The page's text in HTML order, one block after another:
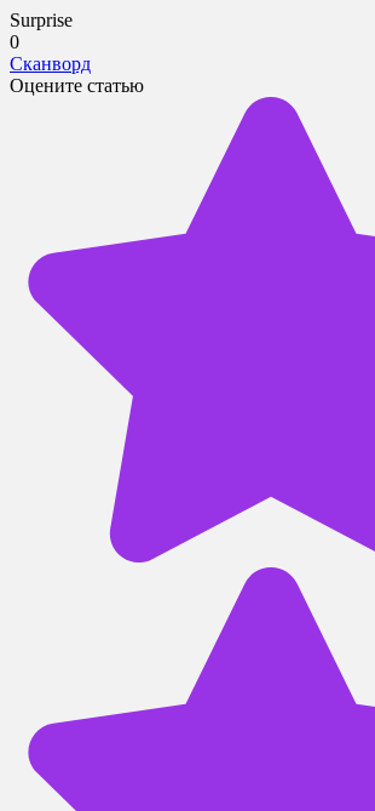
Surprise
0
Сканворд
Оцените статью